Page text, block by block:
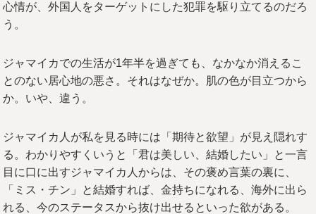
心情が、外国人をターゲットにした犯罪を駆り立てるのだろ
う。
ジャマイカでの生活が1年半を過ぎても、なかなか消えるこ
とのない居心地の悪さ。それはなぜか。肌の色が目立つから
か。いや、違う。
ジャマイカ人が私を見る時には「期待と欲望」が見え隠れす
る。わかりやすくいうと「君は美しい、結婚したい」と一言
目に口に出すジャマイカ人からは、その褒め言葉の裏に、
「ミス・チン」と結婚すれば、金持ちになれる、海外に出ら
れる、今のステータスから抜け出せるといった欲がある。